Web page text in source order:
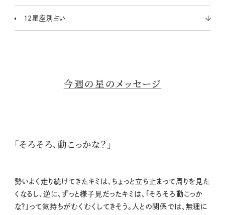
12星座別占い
今週の星のメッセージ
「そろそろ、動こっかな？」
勢いよく走り続けてきたキミは、ちょっと立ち止まって周りを見た
くなるし、逆に、ずっと様子見だったキミは、「そろそろ動こっか
な？」って気持ちがむくむくしてきそう。人との関係では、無理に